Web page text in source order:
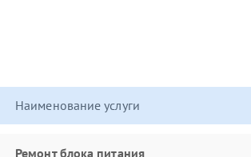
Наименование услуги
Ремонт блока питания